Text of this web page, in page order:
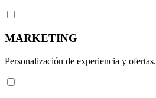
MARKETING
Personalización de experiencia y ofertas.